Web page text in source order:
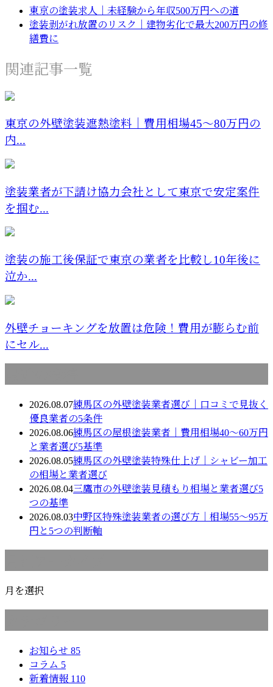
東京の塗装求人｜未経験から年収500万円への道
塗装剥がれ放置のリスク｜建物劣化で最大200万円の修
繕費に
関連記事一覧
東京の外壁塗装遮熱塗料｜費用相場45〜80万円の
内...
塗装業者が下請け協力会社として東京で安定案件
を掴む...
塗装の施工後保証で東京の業者を比較し10年後に
泣か...
外壁チョーキングを放置は危険！費用が膨らむ前
にセル...
2026.08.07練馬区の外壁塗装業者選び｜口コミで見抜く
優良業者の5条件
2026.08.06練馬区の屋根塗装業者｜費用相場40〜60万円
と業者選び5基準
2026.08.05練馬区の外壁塗装特殊仕上げ｜シャビー加工
の相場と業者選び
2026.08.04三鷹市の外壁塗装見積もり相場と業者選び5
つの基準
2026.08.03中野区特殊塗装業者の選び方｜相場55〜95万
円と5つの判断軸
月を選択
お知らせ 85
コラム 5
新着情報 110